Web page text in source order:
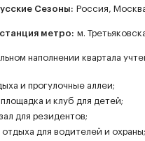
Сезоны: Россия,
метро: м.
наполнении квартала
и прогулочные аллеи;
и клуб для детей;
для резидентов;
для водителей и охраны;